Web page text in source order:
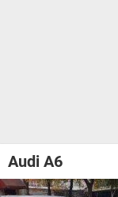
Audi A6